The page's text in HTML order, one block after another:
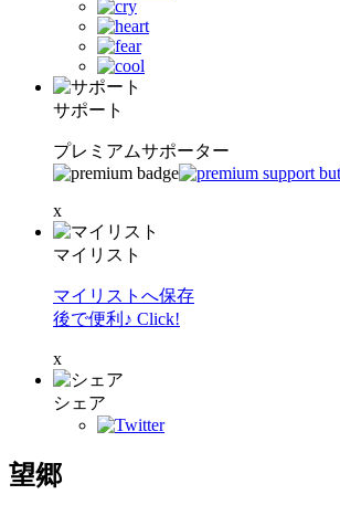
サポート
プレミアムサポーター
x
マイリスト
マイリストへ保存
後で便利♪ Click!
x
シェア
望郷